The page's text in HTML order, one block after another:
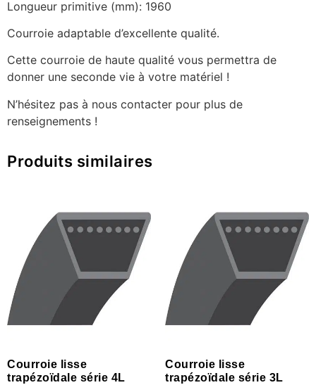
Longueur primitive (mm): 1960
Courroie adaptable d’excellente qualité.
Cette courroie de haute qualité vous permettra de
donner une seconde vie à votre matériel !
N’hésitez pas à nous contacter pour plus de
renseignements !
Produits similaires
Courroie lisse
trapézoïdale série 4L
Courroie lisse
trapézoïdale série 3L